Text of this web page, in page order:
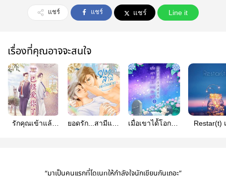
แชร์ แชร์ แชร์ Line it
เรื่องที่คุณอาจจะสนใจ
รักคุณเข้าแล้ว
ยอดรัก...สามีแห่ง
เมื่อเขาได้้โอกาส
Restar(t)
“มาเป็นคนแรกที่โดเนทให้กำลังใจนักเขียนกันเถอะ”